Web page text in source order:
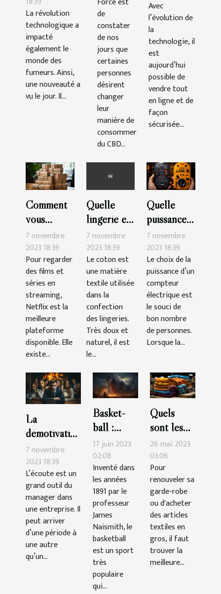
La révolution
technologique a
impacté
également le
monde des
fumeurs. Ainsi,
une nouveauté a
vu le jour. Il...
CBD ?
de
constater
de nos
jours que
certaines
personnes
désirent
changer
leur
manière de
consommer
du CBD...
le CBD en
ligne ?
Avec
l’évolution de
la
technologie, il
est
aujourd’hui
possible de
vendre tout
en ligne et de
façon
sécurisée...
Comment
vous
abonner à
Netflix ?
7 novembre
2023 18:39
Pour regarder
des films et
séries en
streaming,
Netflix est la
meilleure
plateforme
disponible. Elle
existe...
Quelle
lingerie en
coton
choisir ?
7 novembre
2023 18:39
Le coton est
une matière
textile utilisée
dans la
confection
des lingeries.
Très doux et
naturel, il est
le...
Quelle
puissance
de
compteur
choisir ?
7 novembre
2023 18:39
Le choix de la
puissance d’un
compteur
électrique est
le souci de
bon nombre
de personnes.
Lorsque la...
La
démotivation
du
personnel :
comment la
gérer ?
7 novembre
2023 18:39
L’écoute est un
grand outil du
manager dans
une entreprise. Il
peut arriver
d’une période à
une autre
qu’un...
Basket-
ball :
quelle est
la durée
d’un
match ?
17 juin 2023
02:08
Inventé dans
les années
1891 par le
professeur
James
Naismith, le
basketball
est un sport
très
populaire
qui...
Quels
sont les
avantages
de faire
ses achats
d’articles
textiles
chez un
grossiste ?
26 mai 2023
03:06
Pour
renouveler sa
garde-robe
ou d'acheter
des articles
textiles en
gros, il faut
trouver la
meilleure...